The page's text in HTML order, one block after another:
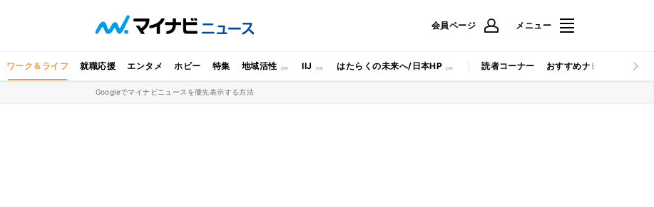
会員ページ メニュー
ワーク＆ライフ 就職応援 エンタメ ホビー 特集 地域活性 IIJ はたらくの未来へ/日本HP 読者コーナー おすすめナビ マイナビ
Googleでマイナビニュースを優先表示する方法